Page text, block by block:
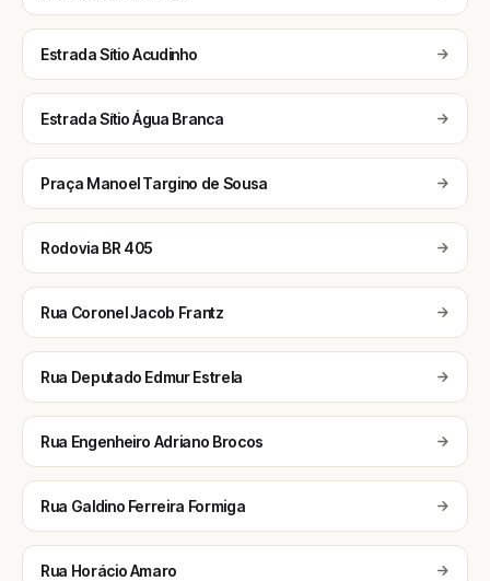
Estrada Sítio Acudinho
Estrada Sítio Água Branca
Praça Manoel Targino de Sousa
Rodovia BR 405
Rua Coronel Jacob Frantz
Rua Deputado Edmur Estrela
Rua Engenheiro Adriano Brocos
Rua Galdino Ferreira Formiga
Rua Horácio Amaro